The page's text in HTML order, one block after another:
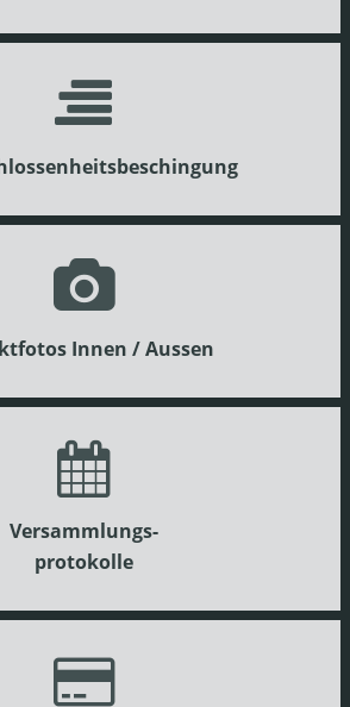
Innen / Aussen
Versammlungs-
protokolle